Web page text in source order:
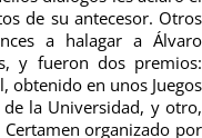
de su antecesor. Otros
a halagar a Álvaro
y fueron dos premios:
obtenido en unos Juegos
la Universidad, y otro,
organizado por